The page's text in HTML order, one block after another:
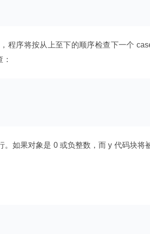
程序将按从上至下的顺序检查下一个
如果对象是 0 或负整数，而 y 代码块将